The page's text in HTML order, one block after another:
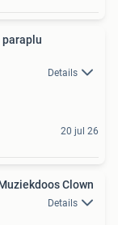
paraplu
Details
20 jul 26
Clown
Details